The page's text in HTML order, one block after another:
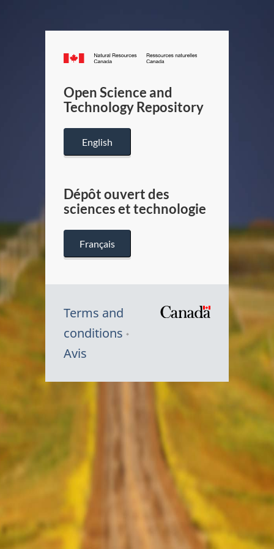
Canada.ca
/
Canada
Open Science and
Technology Repository
English
Dépôt ouvert des
sciences et technologie
Français
Terms and
conditions
Avis
Symbole
Canada